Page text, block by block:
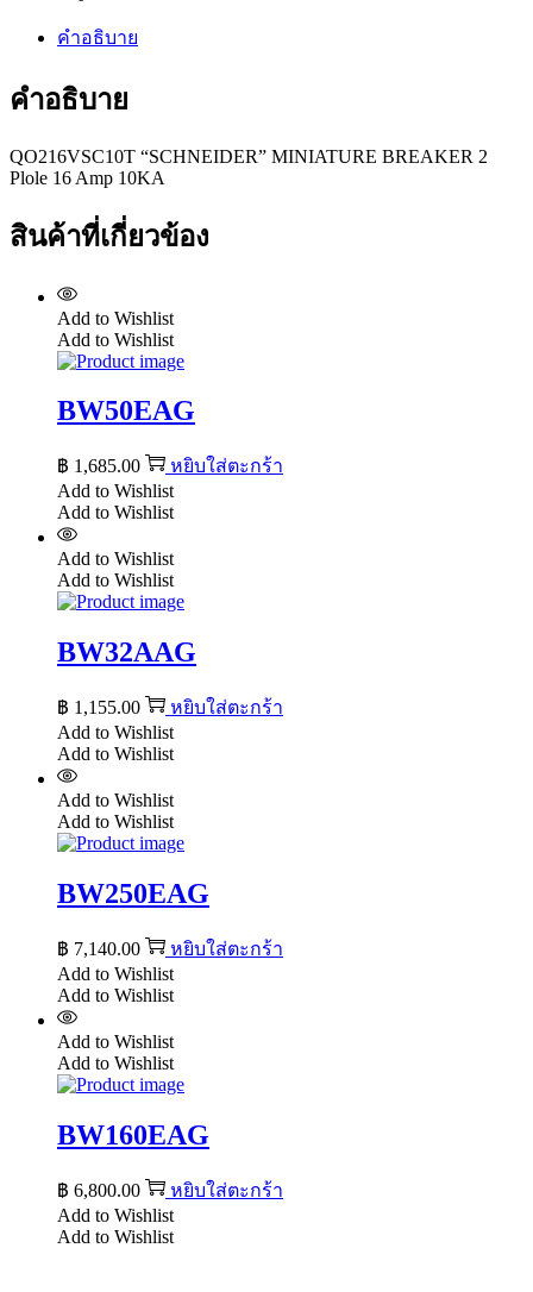
คำอธิบาย
คำอธิบาย
QO216VSC10T “SCHNEIDER” MINIATURE BREAKER 2
Plole 16 Amp 10KA
สินค้าที่เกี่ยวข้อง
Add to Wishlist
Add to Wishlist
BW50EAG
฿ 1,685.00
หยิบใส่ตะกร้า
Add to Wishlist
Add to Wishlist
Add to Wishlist
Add to Wishlist
BW32AAG
฿ 1,155.00
หยิบใส่ตะกร้า
Add to Wishlist
Add to Wishlist
Add to Wishlist
Add to Wishlist
BW250EAG
฿ 7,140.00
หยิบใส่ตะกร้า
Add to Wishlist
Add to Wishlist
Add to Wishlist
Add to Wishlist
BW160EAG
฿ 6,800.00
หยิบใส่ตะกร้า
Add to Wishlist
Add to Wishlist